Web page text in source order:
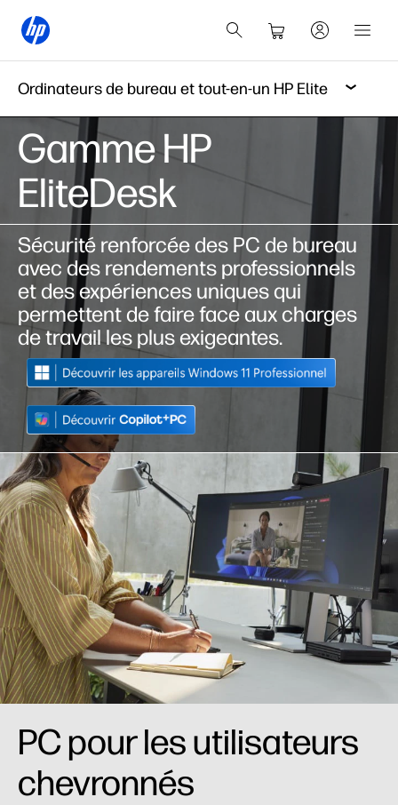
Ordinateurs de bureau et tout-en-un HP Elite
Gamme HP
EliteDesk
Sécurité renforcée des PC de bureau
avec des rendements professionnels
et des expériences uniques qui
permettent de faire face aux charges
de travail les plus exigeantes.
PC pour les utilisateurs
chevronnés